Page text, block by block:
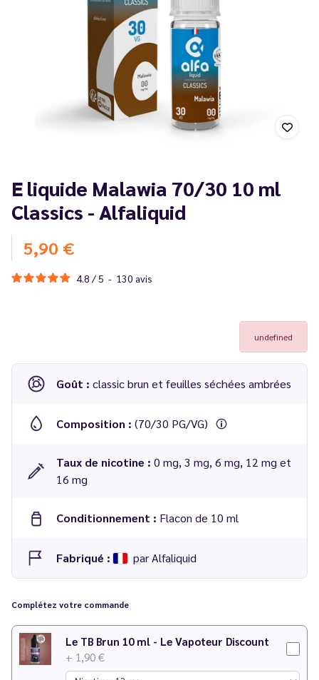
E liquide Malawia 70/30 10 ml
Classics - Alfaliquid
5,90 €
4.8 / 5 - 130 avis
undefined
Goût : classic brun et feuilles séchées ambrées
Composition : (70/30 PG/VG)
Taux de nicotine : 0 mg, 3 mg, 6 mg, 12 mg et
16 mg
Conditionnement : Flacon de 10 ml
Fabriqué : par Alfaliquid
Complétez votre commande
Le TB Brun 10 ml - Le Vapoteur Discount
+ 1,90 €